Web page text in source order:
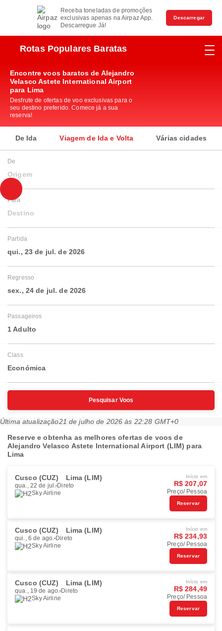
Receba toneladas de promoções
exclusivas apenas na Airpaz App.
Descarregue Já!
Descarregar
Rotas Populares Baratas
Encontre voos baratos de Alejandro
Velasco Astete International Airport
para Lima
Desfrute de ofertas de voo exclusivas para o
seu destino preferido. Comece já a sua
reserva!
De Ida Viagem de Ida e Volta Várias cidades
De
Origem
Para
Destino
Partida
qui., 23 de jul. de 2026
Regresso
sex., 24 de jul. de 2026
Passageiros
1 Adulto
Class
Económica
Pesquisar Voos
Última atualização21 de julho de 2026 às 22:28 GMT+0
Reserve e obtenha as melhores ofertas de voos de
Alejandro Velasco Astete International Airport (LIM) para
Lima
Cusco (CUZ) Lima (LIM)
qua., 22 de jul. Direto
Sky Airline
Início em
R$ 207,07
Preço/ Pessoa
Reservar
Cusco (CUZ) Lima (LIM)
qui., 6 de ago. Direto
Sky Airline
Início em
R$ 234,93
Preço/ Pessoa
Reservar
Cusco (CUZ) Lima (LIM)
qua., 19 de ago. Direto
Sky Airline
Início em
R$ 284,49
Preço/ Pessoa
Reservar